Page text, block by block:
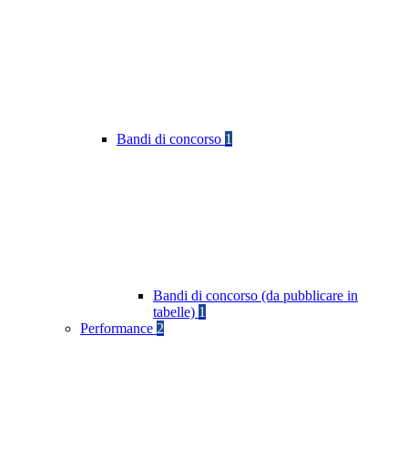
Bandi di concorso 1
Bandi di concorso (da pubblicare in
tabelle) 1
Performance 2